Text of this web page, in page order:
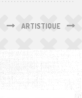
ARTISTIQUE